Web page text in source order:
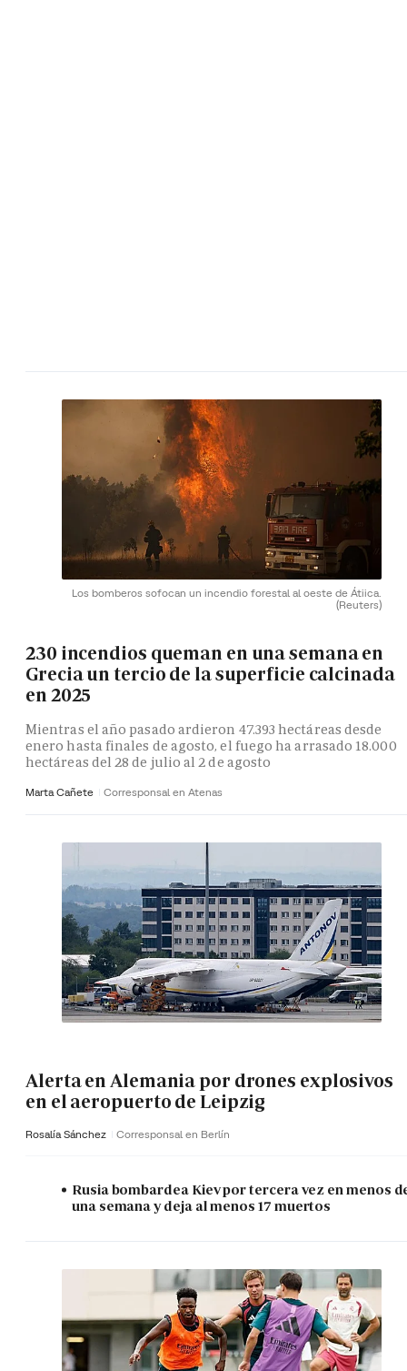
Los bomberos sofocan un incendio forestal al oeste de Átiica.
(Reuters)
230 incendios queman en una semana en
Grecia un tercio de la superficie calcinada
en 2025
Mientras el año pasado ardieron 47.393 hectáreas desde
enero hasta finales de agosto, el fuego ha arrasado 18.000
hectáreas del 28 de julio al 2 de agosto
Marta Cañete Corresponsal en Atenas
Alerta en Alemania por drones explosivos
en el aeropuerto de Leipzig
Rosalía Sánchez Corresponsal en Berlín
Rusia bombardea Kiev por tercera vez en menos
una semana y deja al menos 17 muertos